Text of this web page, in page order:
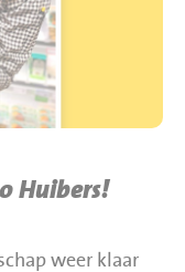
Huibers!
weer klaar